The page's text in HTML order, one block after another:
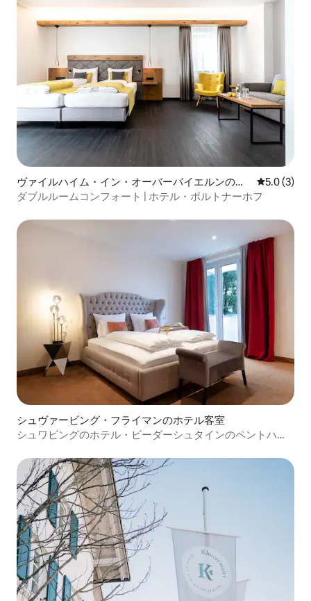
ヴァイルハイム・イン・オーバーバイエルンのホ
テル客室
レビュー3
5.0 (3)
ダブルルームコンフォート | ホテル・ポルトナーホフ
シュヴァービング・フライマンのホテル客室
シュワビングのホテル・ビーダーシュタインのペントハウ